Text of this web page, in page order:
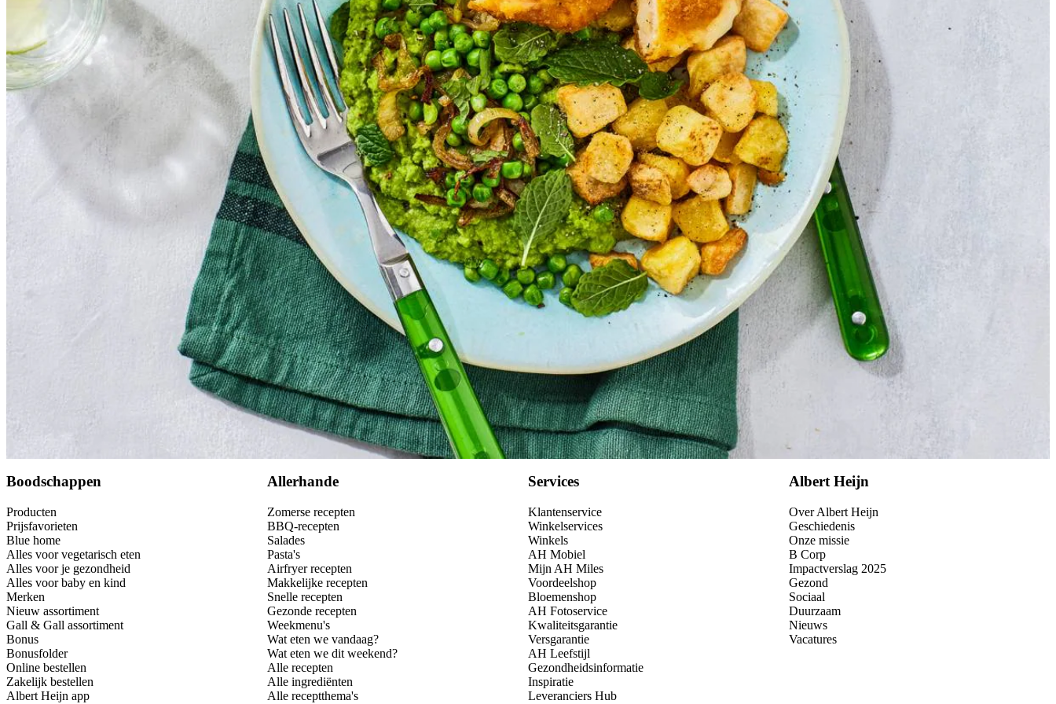
g diepvries tuinerwten
7.5 gverse munt
vegan groentebouillonblokje
haver keuken (alternatief voor kookroom)
Kies producten
Boodschappen
Producten
Prijsfavorieten
Blue home
Alles voor vegetarisch eten
Alles voor je gezondheid
Alles voor baby en kind
Merken
Nieuw assortiment
Gall & Gall assortiment
Bonus
Bonusfolder
Online bestellen
Zakelijk bestellen
Albert Heijn app
Allerhande
Zomerse recepten
BBQ-recepten
Salades
Pasta's
Airfryer recepten
Makkelijke recepten
Snelle recepten
Gezonde recepten
Weekmenu's
Wat eten we vandaag?
Wat eten we dit weekend?
Alle recepten
Alle ingrediënten
Alle receptthema's
Services
Klantenservice
Winkelservices
Winkels
AH Mobiel
Mijn AH Miles
Voordeelshop
Bloemenshop
AH Fotoservice
Kwaliteitsgarantie
Versgarantie
AH Leefstijl
Gezondheidsinformatie
Inspiratie
Leveranciers Hub
Albert Heijn
Over Albert Heijn
Geschiedenis
Onze missie
B Corp
Impactverslag 2025
Gezond
Sociaal
Duurzaam
Nieuws
Vacatures